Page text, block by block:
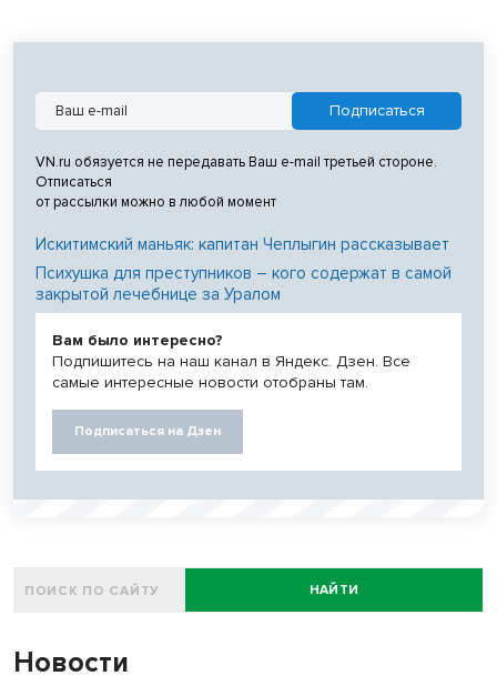
VN.ru обязуется не передавать Ваш e-mail третьей стороне.
Отписаться
от рассылки можно в любой момент
Искитимский маньяк: капитан Чеплыгин рассказывает
Психушка для преступников – кого содержат в самой
закрытой лечебнице за Уралом
Вам было интересно?
Подпишитесь на наш канал в Яндекс. Дзен. Все
самые интересные новости отобраны там.
Подписаться на Дзен
НАЙТИ
Новости